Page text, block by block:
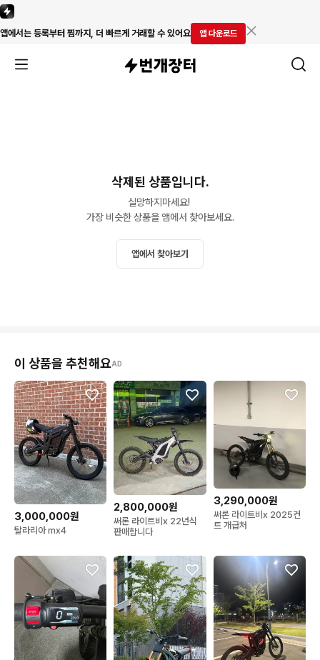
앱에서는 등록부터 찜까지, 더 빠르게 거래할 수 있어요 앱 다운로드
삭제된 상품입니다.
실망하지마세요!
가장 비슷한 상품을 앱에서 찾아보세요.
앱에서 찾아보기
이 상품을 추천해요AD
3,000,000원
탈라리아 mx4
2,800,000원
써론 라이트비x 22년식
판매합니다
3,290,000원
써론 라이트비x 2025컨
트 개급처